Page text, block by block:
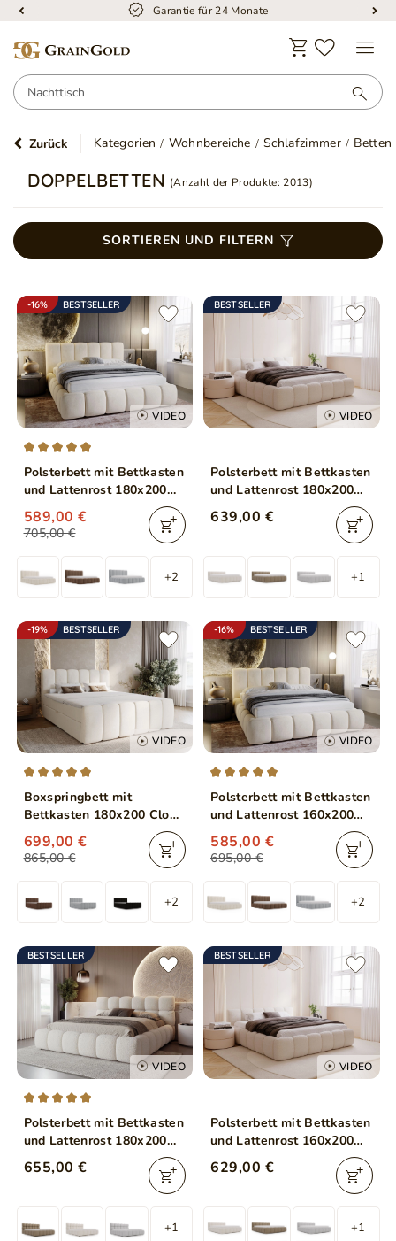
Garantie für 24 Monate
Zurück Kategorien Wohnbereiche Schlafzimmer Betten
DOPPELBETTEN (Anzahl der Produkte: 2013)
SORTIEREN UND FILTERN
-16% BESTSELLER
VIDEO
Polsterbett mit Bettkasten
und Lattenrost 180x200
Cloud Beige
705,00 €
589,00 €
+2
BESTSELLER
VIDEO
Polsterbett mit Bettkasten
und Lattenrost 180x200
Cloud Low Bouclé-Stoff
Beige
639,00 €
+1
-19% BESTSELLER
VIDEO
Boxspringbett mit
Bettkasten 180x200 Cloud
Beige
865,00 €
699,00 €
+2
-16% BESTSELLER
VIDEO
Polsterbett mit Bettkasten
und Lattenrost 160x200
Cloud Beige
695,00 €
585,00 €
+2
BESTSELLER
VIDEO
Polsterbett mit Bettkasten
und Lattenrost 180x200
Modo aus Bouclé-Stoff
Beige
655,00 €
+1
BESTSELLER
VIDEO
Polsterbett mit Bettkasten
und Lattenrost 160x200
Cloud Low Bouclé-Stoff
Beige
629,00 €
+1